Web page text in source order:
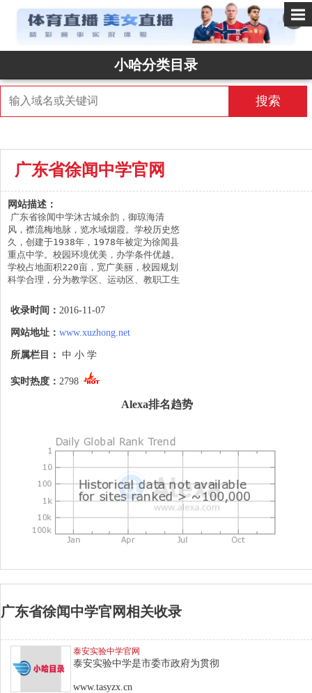
✕
小哈分类目录
搜索
广东省徐闻中学官网
网站描述：
广东省徐闻中学沐古城余韵，御琼海清
风，襟流梅地脉，览水域烟霞。学校历史悠
久，创建于1938年，1978年被定为徐闻县
重点中学。校园环境优美，办学条件优越。
学校占地面积220亩，宽广美丽，校园规划
科学合理，分为教学区、运动区、教职工生
直，草坪如茵，绿树成荫，空气清新，是读
书育人的理想场所。学校教学设备完善，有
教学所需的各类实验室、多功能电脑室、投
室等教学功能室，办学条件优越。
收录时间： 2016-11-07
网站地址： www.xuzhong.net
所属栏目： 中 小 学
实时热度： 2798
Alexa排名趋势
广东省徐闻中学官网相关收录
泰安实验中学官网
泰安实验中学是市委市政府为贯彻
www.tasyzx.cn